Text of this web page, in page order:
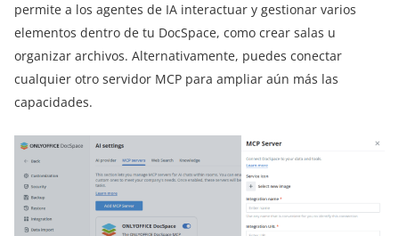
permite a los agentes de IA interactuar y gestionar varios
elementos dentro de tu DocSpace, como crear salas u
organizar archivos. Alternativamente, puedes conectar
cualquier otro servidor MCP para ampliar aún más las
capacidades.